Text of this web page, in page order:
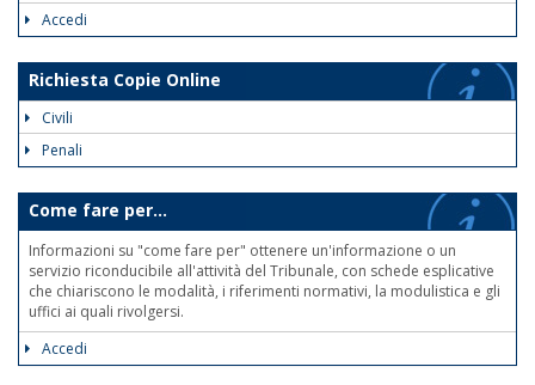
Accedi
Richiesta Copie Online
Civili
Penali
Come fare per...
Informazioni su "come fare per" ottenere un'informazione o un
servizio riconducibile all'attività del Tribunale, con schede esplicative
che chiariscono le modalità, i riferimenti normativi, la modulistica e gli
uffici ai quali rivolgersi.
Accedi